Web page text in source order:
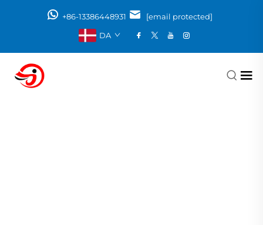
+86-13386448931
[email protected]
DA